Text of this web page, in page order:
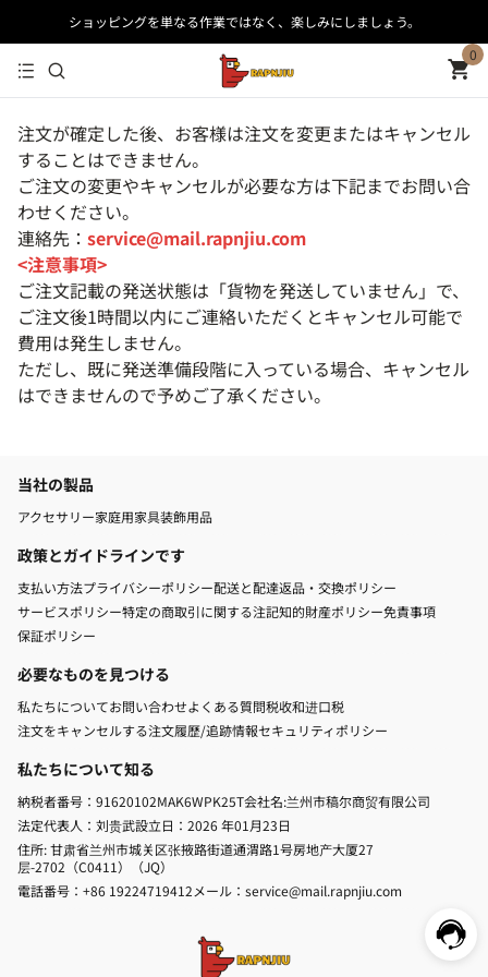
ショッピングを単なる作業ではなく、楽しみにしましょう。
0
注文が確定した後、お客様は注文を変更またはキャンセル
することはできません。
ご注文の変更やキャンセルが必要な方は下記までお問い合
わせください。
連絡先： service@mail.rapnjiu.com
<注意事項>
ご注文記載の発送状態は「貨物を発送していません」で、
ご注文後1時間以内にご連絡いただくとキャンセル可能で
費用は発生しません。
ただし、既に発送準備段階に入っている場合、キャンセル
はできませんので予めご了承ください。
当社の製品
アクセサリー家庭用家具装飾用品
政策とガイドラインです
支払い方法プライバシーポリシー配送と配達返品・交換ポリシー
サービスポリシー特定の商取引に関する注記知的財産ポリシー免責事項
保証ポリシー
必要なものを見つける
私たちについてお問い合わせよくある質問税收和进口税
注文をキャンセルする注文履歷/追跡情報セキュリティポリシー
私たちについて知る
納税者番号：91620102MAK6WPK25T会社名:兰州市稿尔商贸有限公司
法定代表人：刘贵武設立日：2026 年01月23日
住所: 甘肃省兰州市城关区张掖路街道通渭路1号房地产大厦27
层-2702（C0411）（JQ）
電話番号：+86 19224719412 メール：service@mail.rapnjiu.com